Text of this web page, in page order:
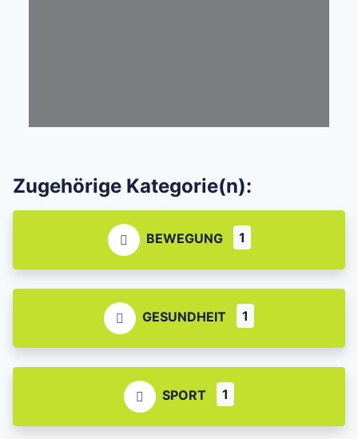
Zugehörige Kategorie(n):
BEWEGUNG 1
GESUNDHEIT 1
SPORT 1